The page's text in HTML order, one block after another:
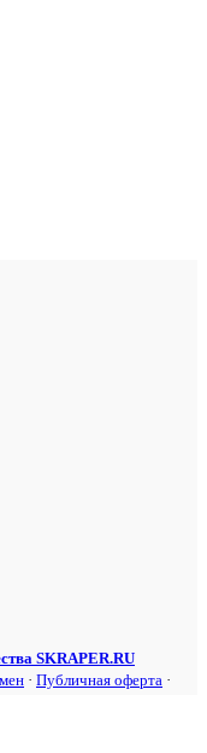
SKRAPER.RU
· Публичная оферта ·